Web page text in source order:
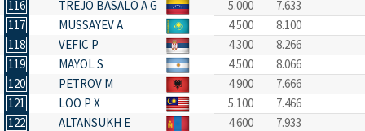
116 TREJO BASALO A G 5.000
7.633
117
MUSSAYEV A 4.500
8.100
118
VEFIC P 4.300
8.266
119
MAYOL S 4.500
8.066
120
PETROV M 4.900
7.666
121
LOO P X 5.100
7.466
122
ALTANSUKH E 4.600
7.933